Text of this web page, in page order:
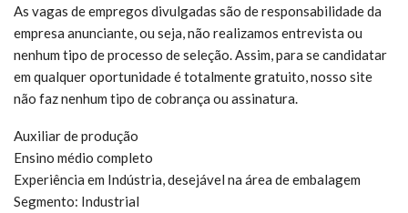
As vagas de empregos divulgadas são de responsabilidade da
empresa anunciante, ou seja, não realizamos entrevista ou
nenhum tipo de processo de seleção. Assim, para se candidatar
em qualquer oportunidade é totalmente gratuito, nosso site
não faz nenhum tipo de cobrança ou assinatura.
Auxiliar de produção
Ensino médio completo
Experiência em Indústria, desejável na área de embalagem
Segmento: Industrial